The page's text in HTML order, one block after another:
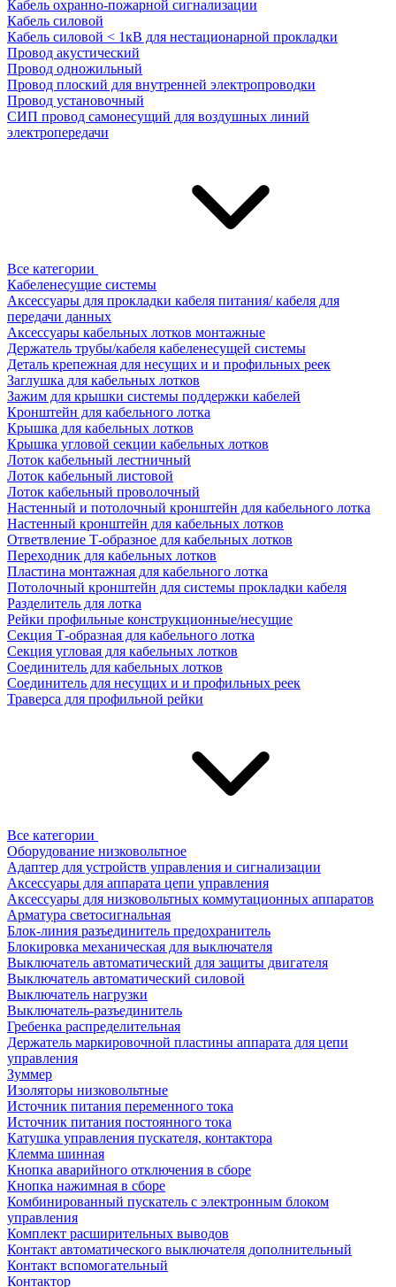
Кабель охранно-пожарной сигнализации
Кабель силовой
Кабель силовой < 1кВ для нестационарной прокладки
Провод акустический
Провод одножильный
Провод плоский для внутренней электропроводки
Провод установочный
СИП провод самонесущий для воздушных линий
электропередачи
Все категории
Кабеленесущие системы
Аксессуары для прокладки кабеля питания/ кабеля для
передачи данных
Аксессуары кабельных лотков монтажные
Держатель трубы/кабеля кабеленесущей системы
Деталь крепежная для несущих и и профильных реек
Заглушка для кабельных лотков
Зажим для крышки системы поддержки кабелей
Кронштейн для кабельного лотка
Крышка для кабельных лотков
Крышка угловой секции кабельных лотков
Лоток кабельный лестничный
Лоток кабельный листовой
Лоток кабельный проволочный
Настенный и потолочный кронштейн для кабельного лотка
Настенный кронштейн для кабельных лотков
Ответвление Т-образное для кабельных лотков
Переходник для кабельных лотков
Пластина монтажная для кабельного лотка
Потолочный кронштейн для системы прокладки кабеля
Разделитель для лотка
Рейки профильные конструкционные/несущие
Секция Т-образная для кабельного лотка
Секция угловая для кабельных лотков
Соединитель для кабельных лотков
Соединитель для несущих и и профильных реек
Траверса для профильной рейки
Все категории
Оборудование низковольтное
Адаптер для устройств управления и сигнализации
Аксессуары для аппарата цепи управления
Аксессуары для низковольтных коммутационных аппаратов
Арматура светосигнальная
Блок-линия разъединитель предохранитель
Блокировка механическая для выключателя
Выключатель автоматический для защиты двигателя
Выключатель автоматический силовой
Выключатель нагрузки
Выключатель-разъединитель
Гребенка распределительная
Держатель маркировочной пластины аппарата для цепи
управления
Зуммер
Изоляторы низковольтные
Источник питания переменного тока
Источник питания постоянного тока
Катушка управления пускателя, контактора
Клемма шинная
Кнопка аварийного отключения в сборе
Кнопка нажимная в сборе
Комбинированный пускатель с электронным блоком
управления
Комплект расширительных выводов
Контакт автоматического выключателя дополнительный
Контакт вспомогательный
Контактор